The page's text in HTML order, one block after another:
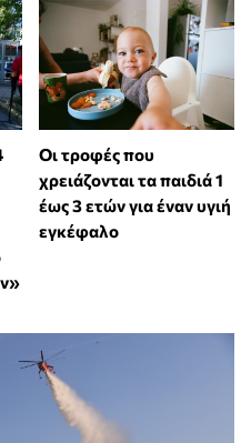
Οι τροφές που
χρειάζονται τα παιδιά 1
έως 3 ετών για έναν υγιή
εγκέφαλο